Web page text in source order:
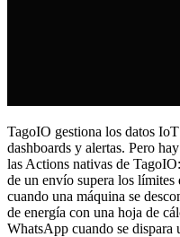
TagoIO gestiona los datos
dashboards y alertas. Pero
las Actions nativas de
de un envío supera los límites
cuando una máquina se
de energía con una hoja de
WhatsApp cuando se dispara